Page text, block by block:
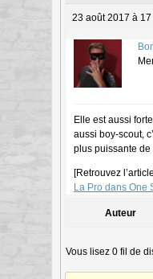
23 août 2017 à
Elle est aussi
aussi boy-scout,
plus puissante de
[Retrouvez
La Pro dans One
Auteur
Vous lisez 0 fil de